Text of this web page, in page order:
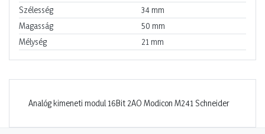
Szélesség 34 mm
Magasság
50 mm
Mélység
21 mm
Analóg kimeneti modul 16Bit 2AO Modicon M241 Schneider